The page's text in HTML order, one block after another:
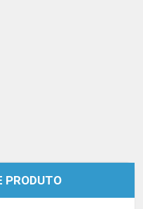
PRODUTO